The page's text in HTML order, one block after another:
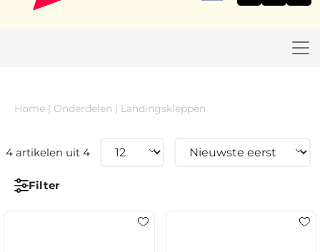
Home Onderdelen Landingskleppen
4 artikelen uit 4
Filter